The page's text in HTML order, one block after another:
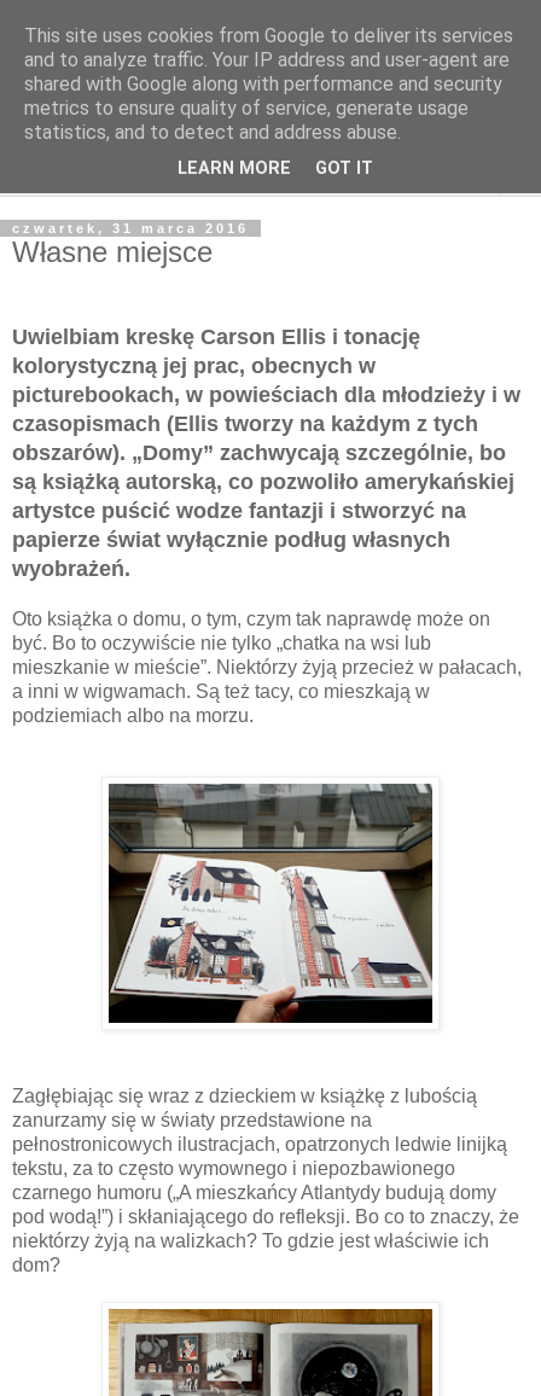
Poczytaj dziecku
BLOG O KSIĄŻKACH DLA DZIECI I MŁODZIEŻY
czwartek, 31 marca 2016
Własne miejsce
Uwielbiam kreskę Carson Ellis i tonację
kolorystyczną jej prac, obecnych w
picturebookach, w powieściach dla młodzieży i w
czasopismach (Ellis tworzy na każdym z tych
obszarów). „Domy” zachwycają szczególnie, bo
są książką autorską, co pozwoliło amerykańskiej
artystce puścić wodze fantazji i stworzyć na
papierze świat wyłącznie podług własnych
wyobrażeń.
Oto książka o domu, o tym, czym tak naprawdę może on
być. Bo to oczywiście nie tylko „chatka na wsi lub
mieszkanie w mieście”. Niektórzy żyją przecież w pałacach,
a inni w wigwamach. Są też tacy, co mieszkają w
podziemiach albo na morzu.
Zagłębiając się wraz z dzieckiem w książkę z lubością
zanurzamy się w światy przedstawione na
pełnostronicowych ilustracjach, opatrzonych ledwie linijką
tekstu, za to często wymownego i niepozbawionego
czarnego humoru („A mieszkańcy Atlantydy budują domy
pod wodą!”) i skłaniającego do refleksji. Bo co to znaczy, że
niektórzy żyją na walizkach? To gdzie jest właściwie ich
dom?
This site uses cookies from Google to deliver its services
and to analyze traffic. Your IP address and user-agent are
shared with Google along with performance and security
metrics to ensure quality of service, generate usage
statistics, and to detect and address abuse.
LEARN MORE GOT IT